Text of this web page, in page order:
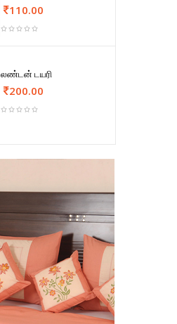
110.00
லண்டன் டயரி
200.00